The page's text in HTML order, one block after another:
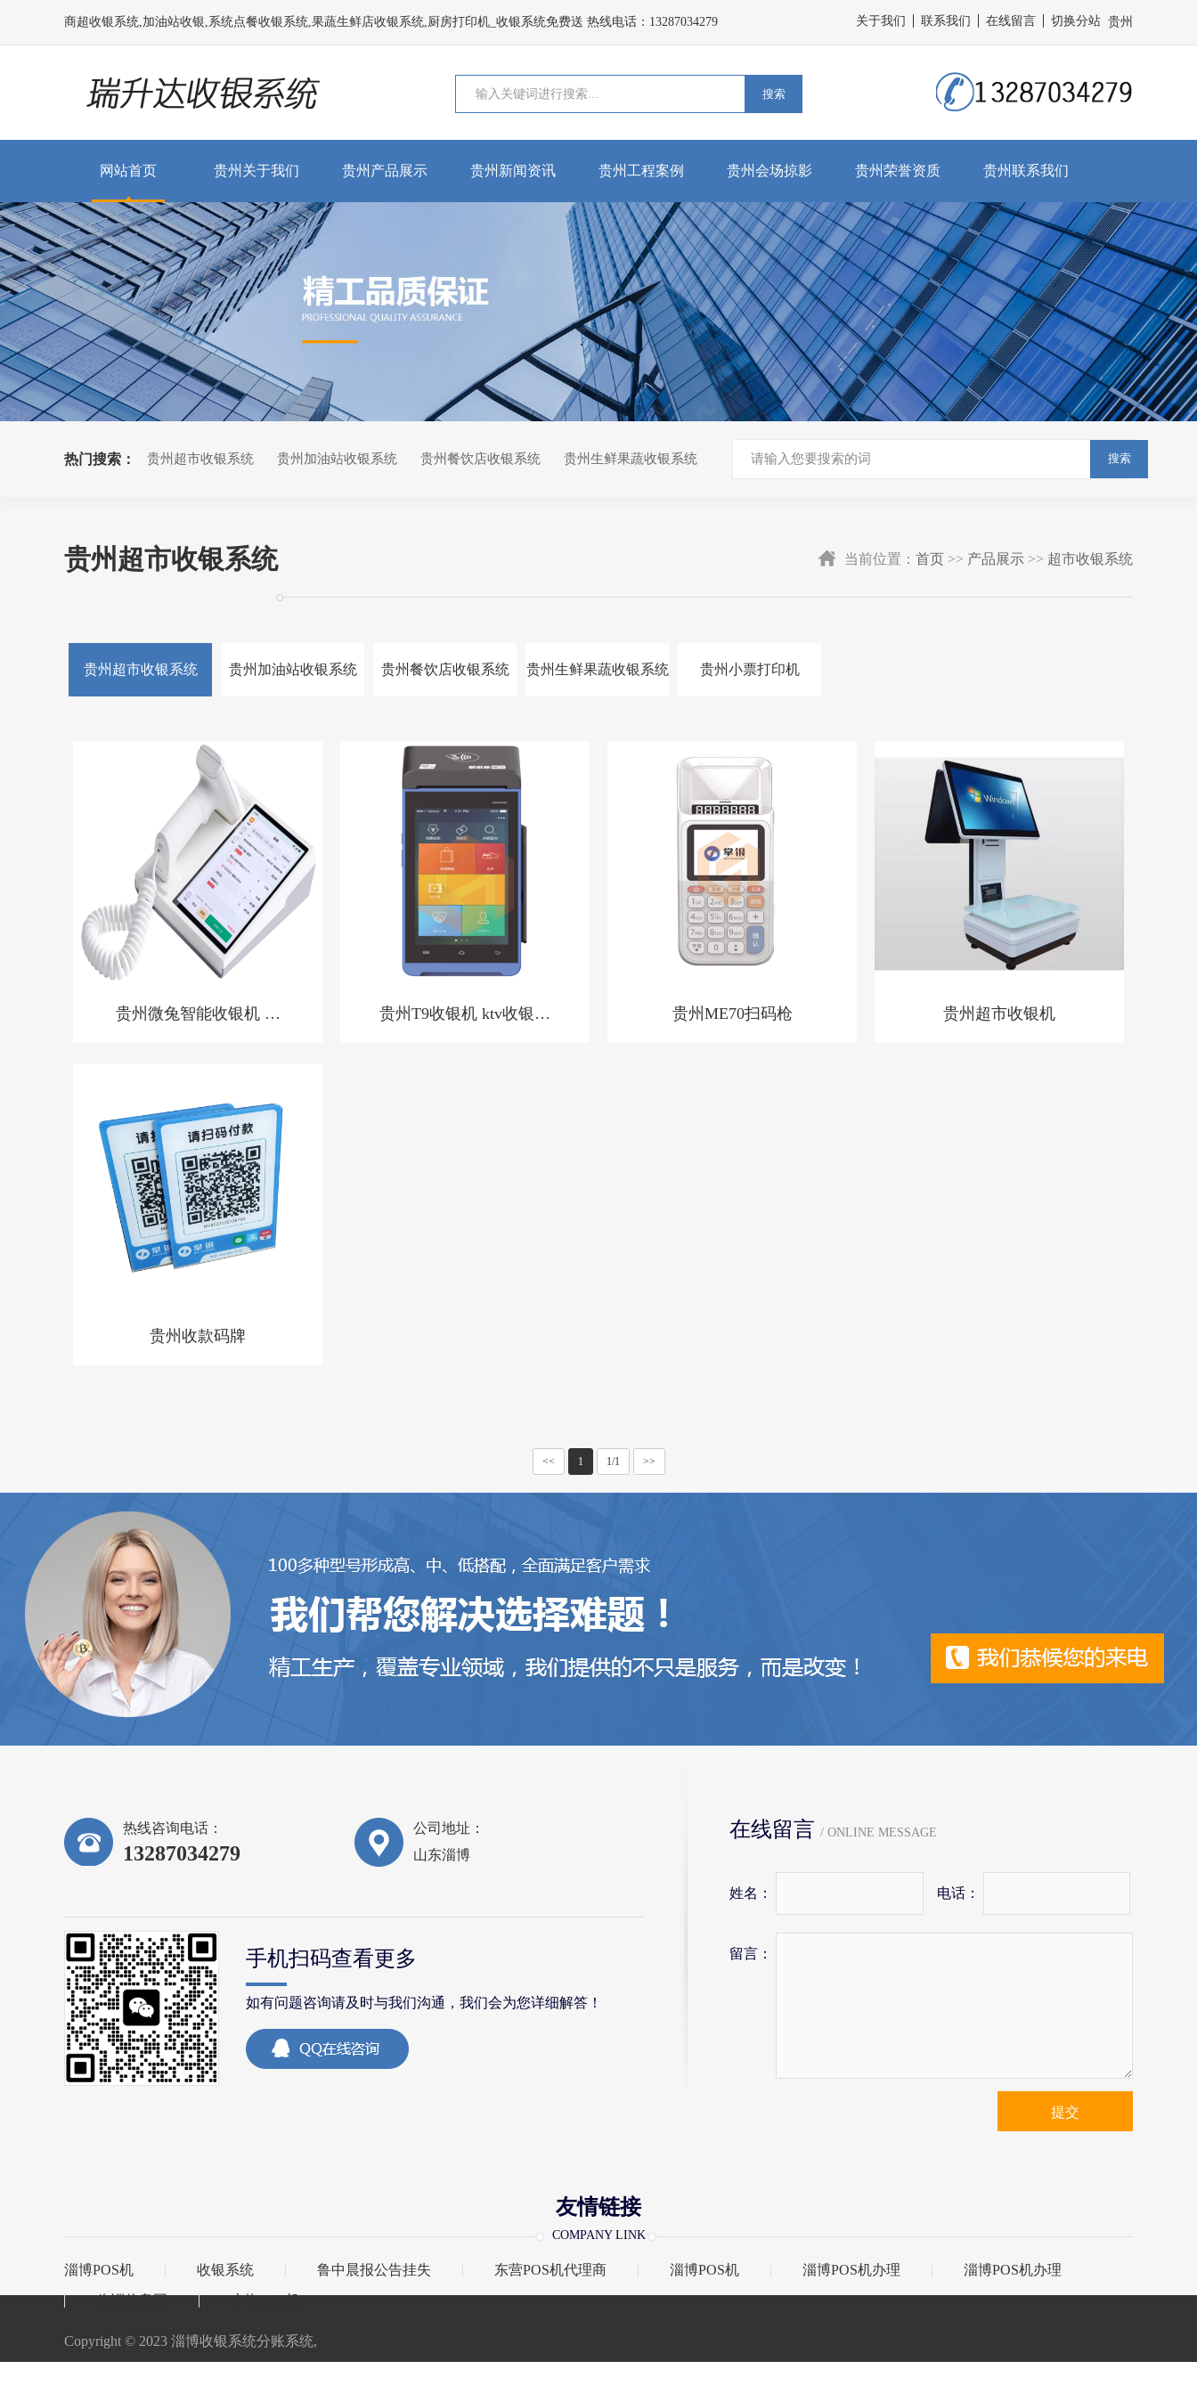
商超收银系统,加油站收银,系统点餐收银系统,果蔬生鲜店收银系统,厨房打印机_收银系统免费送 热线电话：13287034279 关于我们 联系我们 在线留言 贵州
切换分站
搜索
网站首页 贵州关于我们 贵州产品展示 贵州新闻资讯 贵州工程案例 贵州会场掠影 贵州荣誉资质 贵州联系我们
热门搜索： 贵州超市收银系统 贵州加油站收银系统 贵州餐饮店收银系统 贵州生鲜果蔬收银系统 搜索
贵州超市收银系统 当前位置： 首页 >> 产品展示 >> 超市收银系统
贵州超市收银系统 贵州加油站收银系统 贵州餐饮店收银系统 贵州生鲜果蔬收银系统 贵州小票打印机
贵州微兔智能收银机 零
贵州T9收银机 ktv收银系
贵州ME70扫码枪 贵州超市收银机
贵州收款码牌
<< 1 1/1 >>
热线咨询电话：
13287034279
公司地址：
山东淄博
手机扫码查看更多
如有问题咨询请及时与我们沟通，我们会为您详细解答！
在线留言 / ONLINE MESSAGE
姓名： 电话：
留言：
提交
友情链接
COMPANY LINK
淄博POS机 收银系统 鲁中晨报公告挂失 东营POS机代理商 淄博POS机 淄博POS机办理
淄博POS机办理
临淄信息网
广饶POS机
Copyright © 2023 淄博收银系统分账系统,